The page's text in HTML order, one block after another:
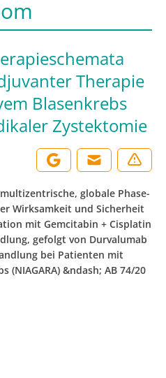
Therapie
Blasenkrebs
Zystektomie
globale Phase-
Wirksamkeit und Sicherheit
mit Gemcitabin + Cisplatin
gefolgt von Durvalumab
bei Patienten mit
(NIAGARA) &ndash; AB 74/20